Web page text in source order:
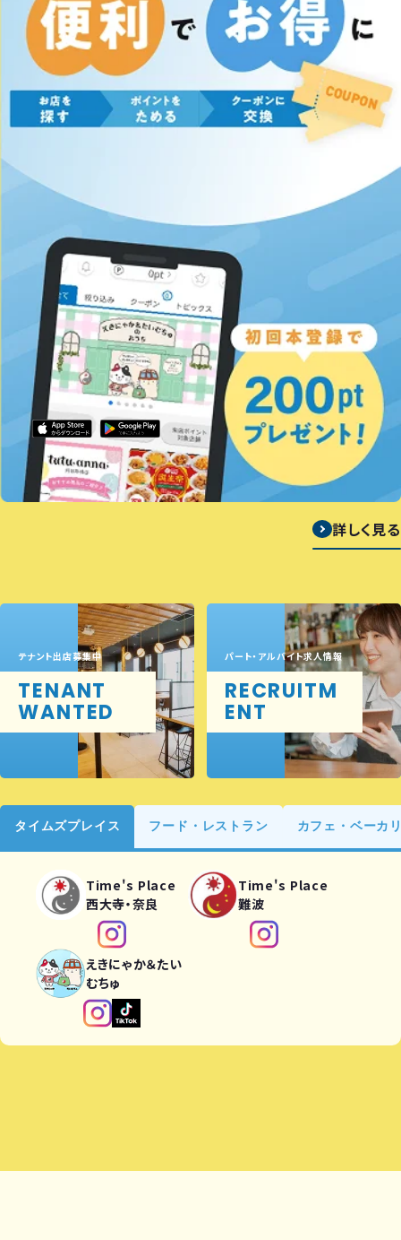
詳しく見る
テナント出店募集中
TENANT
WANTED
パート・アルバイト求人情報
RECRUITM
ENT
タイムズプレイス フード・レストラン カフェ・ベーカ
Time's Place
西大寺・奈良
Time's Place
難波
えきにゃか＆たい
むちゅ